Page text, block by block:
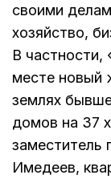
своими
хозяйство,
В частности,
месте новый
землях
домов на 37
заместитель
Имедеев,